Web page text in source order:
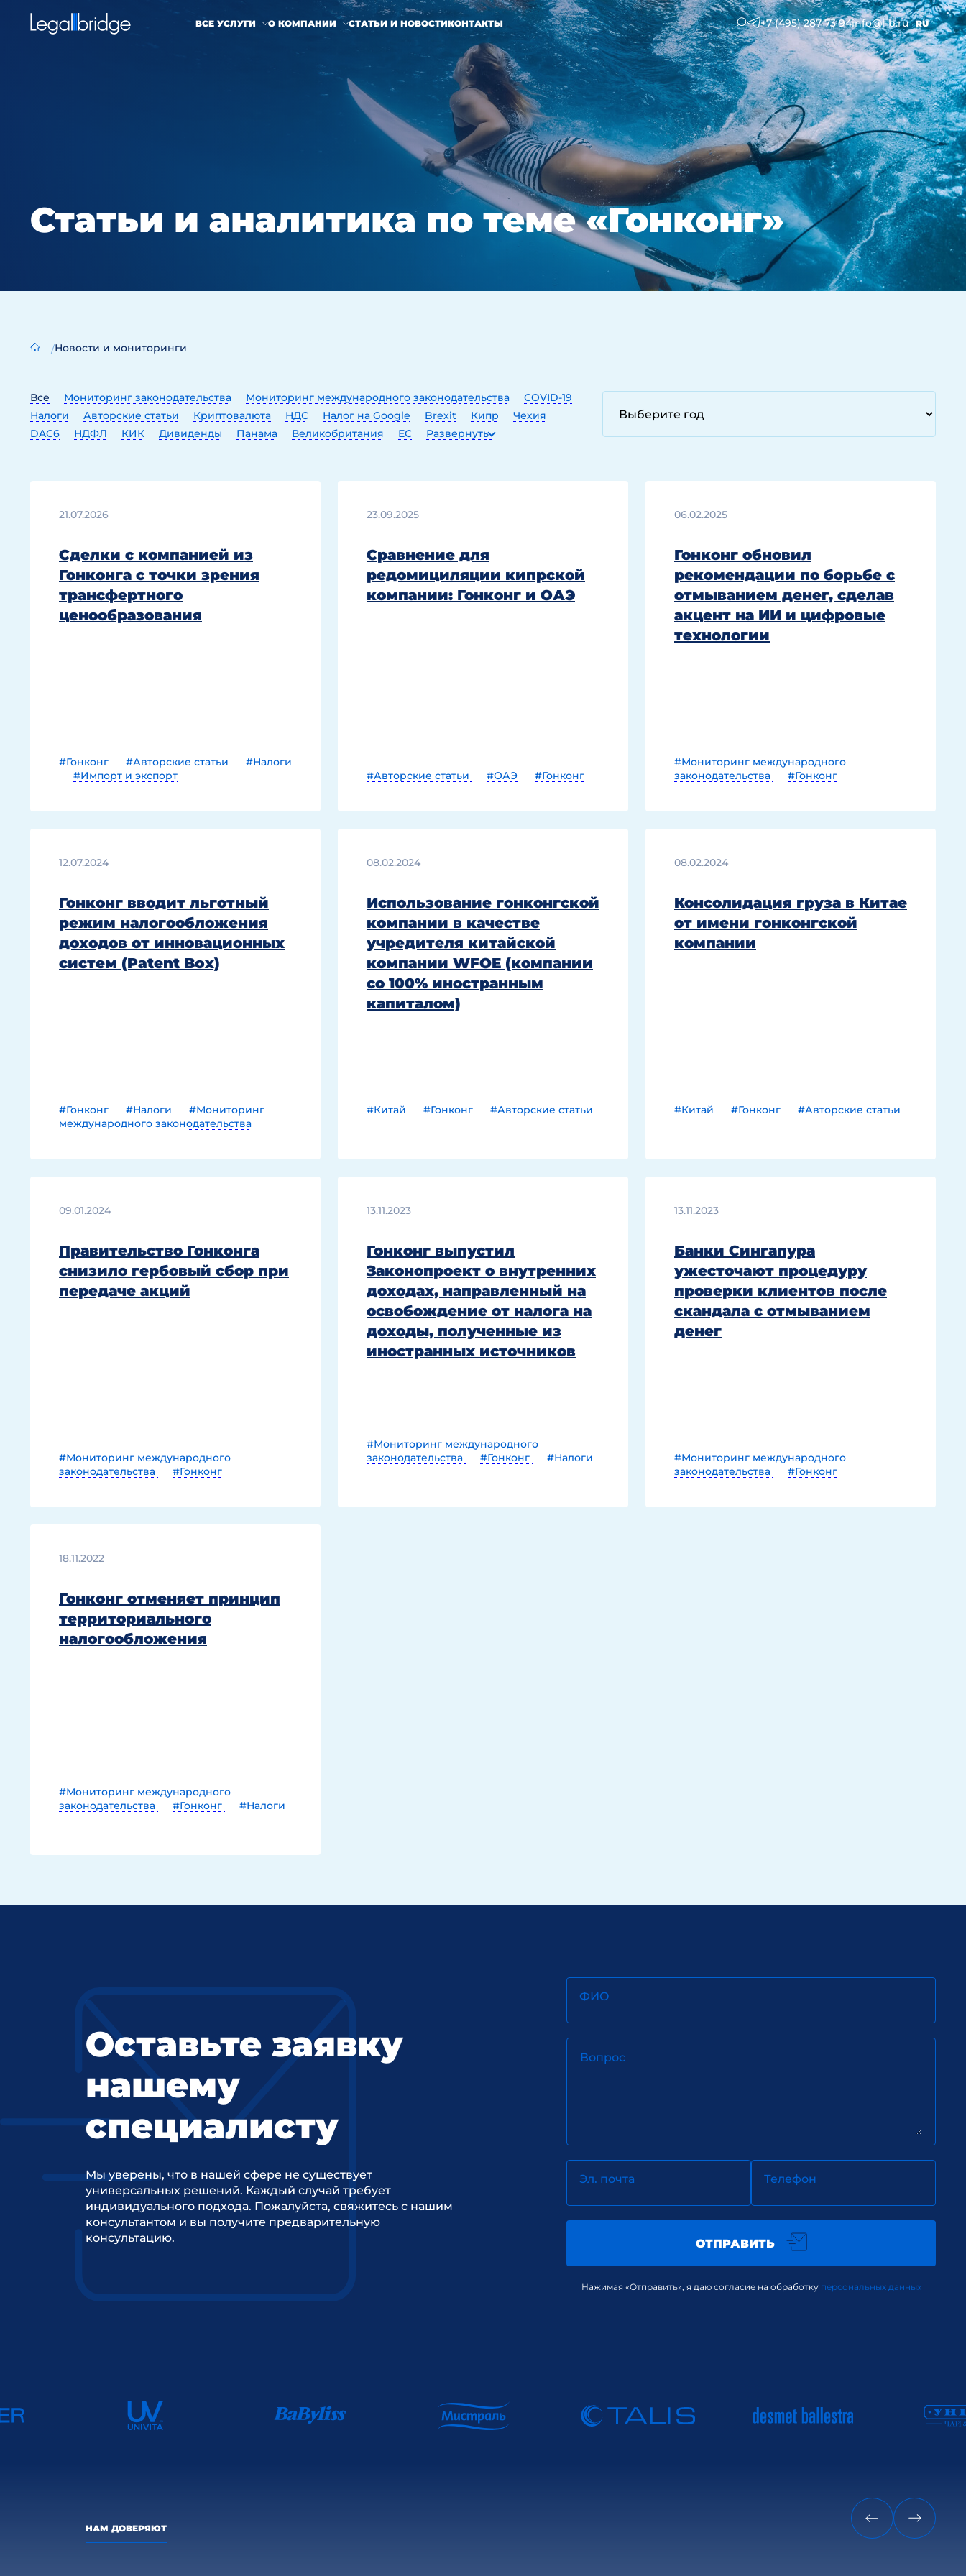
ВСЕ УСЛУГИ О КОМПАНИИ СТАТЬИ И НОВОСТИКОНТАКТЫ +7 (495) 287 73 94info@l-b.ru RU
Статьи и аналитика по теме «Гонконг»
Новости и мониторинги
Все Мониторинг законодательства Мониторинг международного законодательства
COVID-19
Налоги
Авторские статьи Криптовалюта НДС Налог на Google Brexit Кипр
Чехия
DAC6
НДФЛ КИК Дивиденды Панама Великобритания ЕС
Развернуть
21.07.2026
Сделки с компанией из
Гонконга с точки зрения
трансфертного
ценообразования
#Гонконг #Авторские статьи
#Налоги
#Импорт и экспорт
23.09.2025
Сравнение для
редомициляции кипрской
компании: Гонконг и ОАЭ
#Авторские статьи #ОАЭ #Гонконг
06.02.2025
Гонконг обновил
рекомендации по борьбе с
отмыванием денег, сделав
акцент на ИИ и цифровые
технологии
#Мониторинг международного
законодательства
#Гонконг
12.07.2024
Гонконг вводит льготный
режим налогообложения
доходов от инновационных
систем (Patent Box)
#Гонконг #Налоги
#Мониторинг
международного законодательства
08.02.2024
Использование гонконгской
компании в качестве
учредителя китайской
компании WFOE (компании
со 100% иностранным
капиталом)
#Китай #Гонконг #Авторские статьи
08.02.2024
Консолидация груза в Китае
от имени гонконгской
компании
#Китай #Гонконг #Авторские статьи
09.01.2024
Правительство Гонконга
снизило гербовый сбор при
передаче акций
#Мониторинг международного
законодательства
#Гонконг
13.11.2023
Гонконг выпустил
Законопроект о внутренних
доходах, направленный на
освобождение от налога на
доходы, полученные из
иностранных источников
#Мониторинг международного
законодательства
#Гонконг #Налоги
13.11.2023
Банки Сингапура
ужесточают процедуру
проверки клиентов после
скандала с отмыванием
денег
#Мониторинг международного
законодательства
#Гонконг
18.11.2022
Гонконг отменяет принцип
территориального
налогообложения
#Мониторинг международного
законодательства
#Гонконг #Налоги
Оставьте заявку
нашему
специалисту
Мы уверены, что в нашей сфере не существует
универсальных решений. Каждый случай требует
индивидуального подхода. Пожалуйста, свяжитесь с нашим
консультантом и вы получите предварительную
консультацию.
ФИО
Вопрос
Эл. почта Телефон
ОТПРАВИТЬ
Нажимая «Отправить», я даю согласие на обработку персональных данных
НАМ ДОВЕРЯЮТ